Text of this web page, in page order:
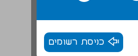
כניסת רשומים